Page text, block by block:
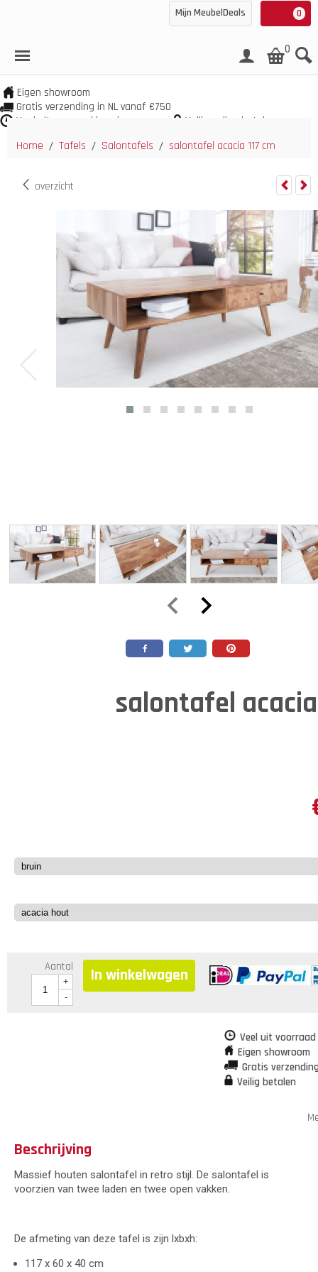
0
Mijn MeubelDeals
0
Eigen showroom
Gratis verzending in NL vanaf €750
Veel uit voorraad leverbaar
Veilig online betalen
Home / Tafels / Salontafels / salontafel acacia 117 cm
overzicht
salontafel acacia
Aantal
+
-
In winkelwagen
Veel uit
Eigen showroom
Gratis
Veilig betalen
Beschrijving
Massief houten salontafel in retro stijl. De salontafel is
voorzien van twee laden en twee open vakken.
De afmeting van deze tafel is zijn lxbxh:
117 x 60 x 40 cm